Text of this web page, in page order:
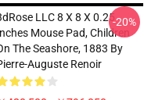
LLC 8 X 8 X 0.25
Mouse Pad, Children
The Seashore, 1883 By
Auguste Renoir
-20%